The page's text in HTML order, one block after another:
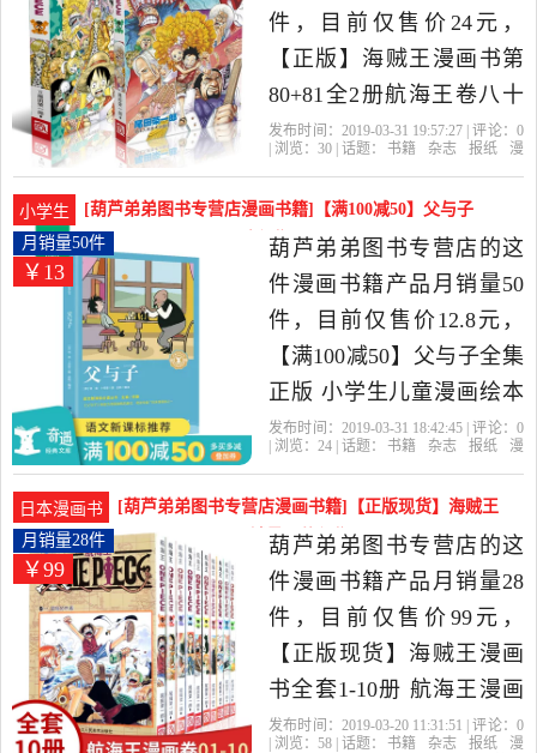
纸当中性价比很高的绘本,
图画书，由福建 福州发
货。
件，目前仅售价24元，
【正版】海贼王漫画书第
80+81全2册航海王卷八十
开幕宣言卷八十一见猫蝮
一郎日本动漫小说全套书
籍是2019年葫芦弟弟图书
专营店精选书籍,杂志,报纸
当中性价比很高的漫画书
籍，由福建 福州发货。
发布时间：2019-03-31 19:57:27 | 评论： 0
| 浏览： 30 | 话题： 书籍 杂志 报纸
漫
小学生
[葫芦弟弟图书专营店漫画书籍]【满100减50】父与子
全集正版 小月销量50件仅售12.8元
￥13
月销量50件
葫芦弟弟图书专营店的这
件漫画书籍产品月销量50
件，目前仅售价12.8元，
【满100减50】父与子全集
正版 小学生儿童漫画绘本
3-10-12岁少儿经典故事漫
物畅销书非注音奇遇经典
文库是2019年葫芦弟弟图
书专营店精选书籍,杂志,报
纸当中性价比很高的漫画
书籍，由福建 福州发货。
发布时间：2019-03-31 18:42:45 | 评论： 0
| 浏览： 24 | 话题： 书籍 杂志 报纸
漫
日本漫画书
[葫芦弟弟图书专营店漫画书籍]【正版现货】海贼王
漫画书全套1-10月销量28件仅售99元
￥99
月销量28件
葫芦弟弟图书专营店的这
件漫画书籍产品月销量28
件，目前仅售价99元，
【正版现货】海贼王漫画
书全套1-10册 航海王漫画
小说书全集尾田荣一郎著
发布时间：2019-03-20 11:31:51 | 评论： 0
| 浏览： 58 | 话题： 书籍 杂志 报纸
漫